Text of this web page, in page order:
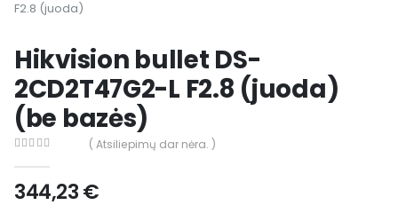
Hikvision bullet DS-
2CD2T47G2-L F2.8 (juoda)
(be bazės)
( Atsiliepimų dar nėra. )
344,23€